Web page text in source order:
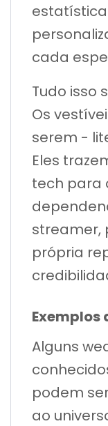
cada
Tudo isso
Os
serem -
Eles
tech para
streamer,
própria
Exemplos
Alguns
podem
ao